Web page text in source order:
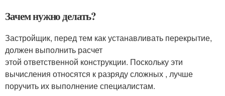
Зачем нужно делать?
Застройщик, перед тем как устанавливать перекрытие,
должен выполнить расчет
этой ответственной конструкции. Поскольку эти
вычисления относятся к разряду сложных , лучше
поручить их выполнение специалистам.